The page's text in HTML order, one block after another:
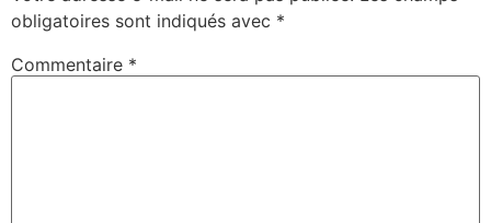
obligatoires sont indiqués avec *
Commentaire *